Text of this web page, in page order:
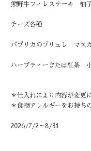
熊野牛フィレステーキ 柚
チーズ各種
パプリカのブリュレ マス
ハーブティーまたは紅茶
＊仕入れにより内容が変更
＊食物アレルギーをお持ち
2026/7/2～8/31